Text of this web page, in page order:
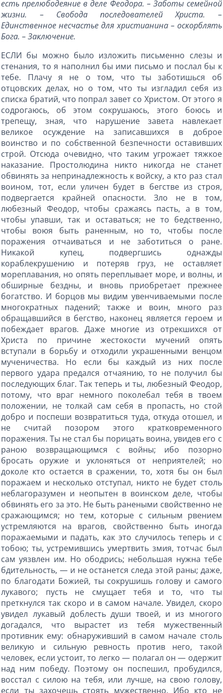
есть прелюбодеяние в деле Феодора. – Заботы семейной
жизни. – Свобода последователей Христа. –
Единственное несчастье для христианина – оскорблять
Бога. – Заключение.
ЕСЛИ бы можно было изложить письменно слезы и
стенания, то я наполнил бы ими письмо и послал бы к
тебе. Плачу я не о том, что ты заботишься об
отцовских делах, но о том, что ты изгладил себя из
списка братий, что попрал завет со Христом. От этого я
содрогаюсь, об этом сокрушаюсь, этого боюсь и
трепещу, зная, что нарушение завета навлекает
великое осуждение на записавшихся в доброе
воинство и по собственной безпечности оставивших
строй. Отсюда очевидно, что таким угрожает тяжкое
наказание. Простолюдина никто никогда не станет
обвинять за непринадлежность к войску, а кто раз стал
воином, тот, если уличен будет в бегстве из строя,
подвергается крайней опасности. Зло не в том,
любезный Феодор, чтобы сражаясь пасть, а в том,
чтобы упавши, так и оставаться; не то бедственно,
чтобы воюя быть раненным, но то, чтобы после
поражения отчаиваться и не заботиться о ране.
Никакой купец, подвергшись однажды
кораблекрушению и потеряв груз, не оставляет
мореплавания, но опять переплывает море, и волны, и
обширные бездны, и вновь приобретает прежнее
богатство. И борцов мы видим увенчиваемыми после
многократных падений; также и воин, много раз
обращавшийся в бегство, наконец является героем и
побеждает врагов. Даже многие из отрекшихся от
Христа по причине жестокости мучений опять
вступали в борьбу и отходили украшенными венцом
мученичества. Но если бы каждый из них после
первого удара предался отчаянию, то не получил бы
последующих благ. Так теперь и ты, любезный Феодор,
потому, что враг немного поколебал тебя в твоем
положении, не толкай сам себя в пропасть, но стой
добро и поспеши возвратиться туда, откуда отошел, и
не считай позором этого кратковременного
поражения. Ты не стал бы порицать воина, увидев его с
раною возвращающимся с войны; ибо позорно
бросать оружие и уклоняться от неприятелей; но
доколе кто остается в сражении, то, хотя бы он был
поражаем и несколько отступал, никто не будет столь
неблагоразумен и неопытен в воинском деле, чтобы
обвинять его за это. Не быть ранеными свойственно не
сражающимся; но тем, которые с сильным рвением
устремляются на врагов, свойственно быть иногда
поражаемыми и падать, как это случилось теперь и с
тобою; ты, устремившись умертвить змия, тотчас был
сам уязвлен им. Но ободрись; небольшая нужна тебе
бдительность, — и не останется следа этой раны; даже,
по благодати Божией, ты сокрушишь голову и самого
лукавого; пусть не смущает тебя и то, что ты
преткнулся так скоро и в самом начале. Увидел, скоро
увидел лукавый доблесть души твоей, и из многого
догадался, что вырастет из тебя мужественный
противник ему: обнаруживший в самом начале столь
великую и сильную ревность против него, такой
человек, если устоит, то легко — полагал он — одержит
над ним победу. Поэтому он поспешил, пробудился,
восстал с силою на тебя, или лучше, на свою голову,
если ты захочешь стоять мужественно. Ибо кто не